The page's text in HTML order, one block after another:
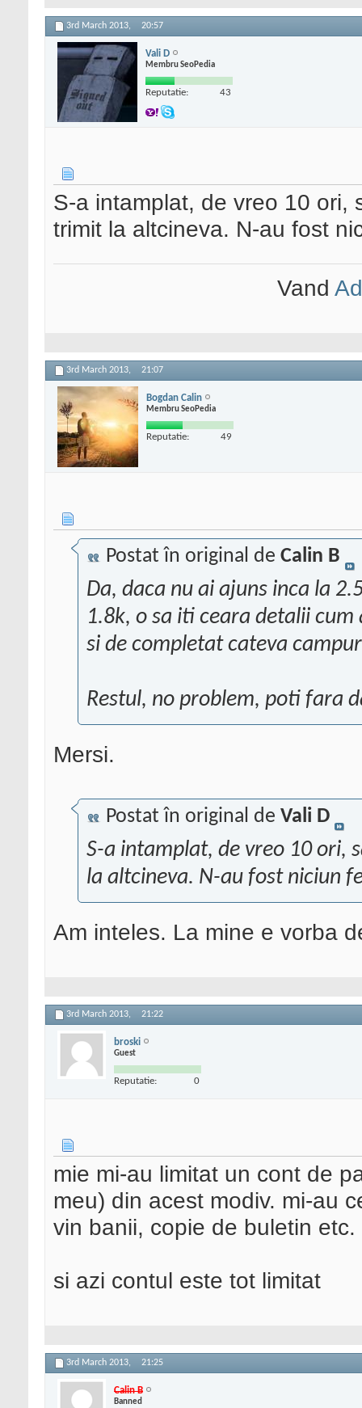
3rd March 2013, 20:57
Vali D
Membru SeoPedia
Reputatie: 43
S-a intamplat, de vreo 10 ori,
trimit la altcineva. N-au fost
Vand
3rd March 2013, 21:07
Bogdan Calin
Membru SeoPedia
Reputatie: 49
Postat în original de Calin B
Da, daca nu ai ajuns inca la
1.8k, o sa iti ceara detalii
si de completat cateva
Restul, no problem, poti fara
Mersi.
Postat în original de Vali D
S-a intamplat, de vreo 10 ori,
la altcineva. N-au fost niciun
Am inteles. La mine e vorba
3rd March 2013, 21:22
broski
Guest
Reputatie: 0
mie mi-au limitat un cont de
meu) din acest modiv. mi-au
vin banii, copie de buletin etc.
si azi contul este tot limitat
3rd March 2013, 21:25
Calin B
Banned